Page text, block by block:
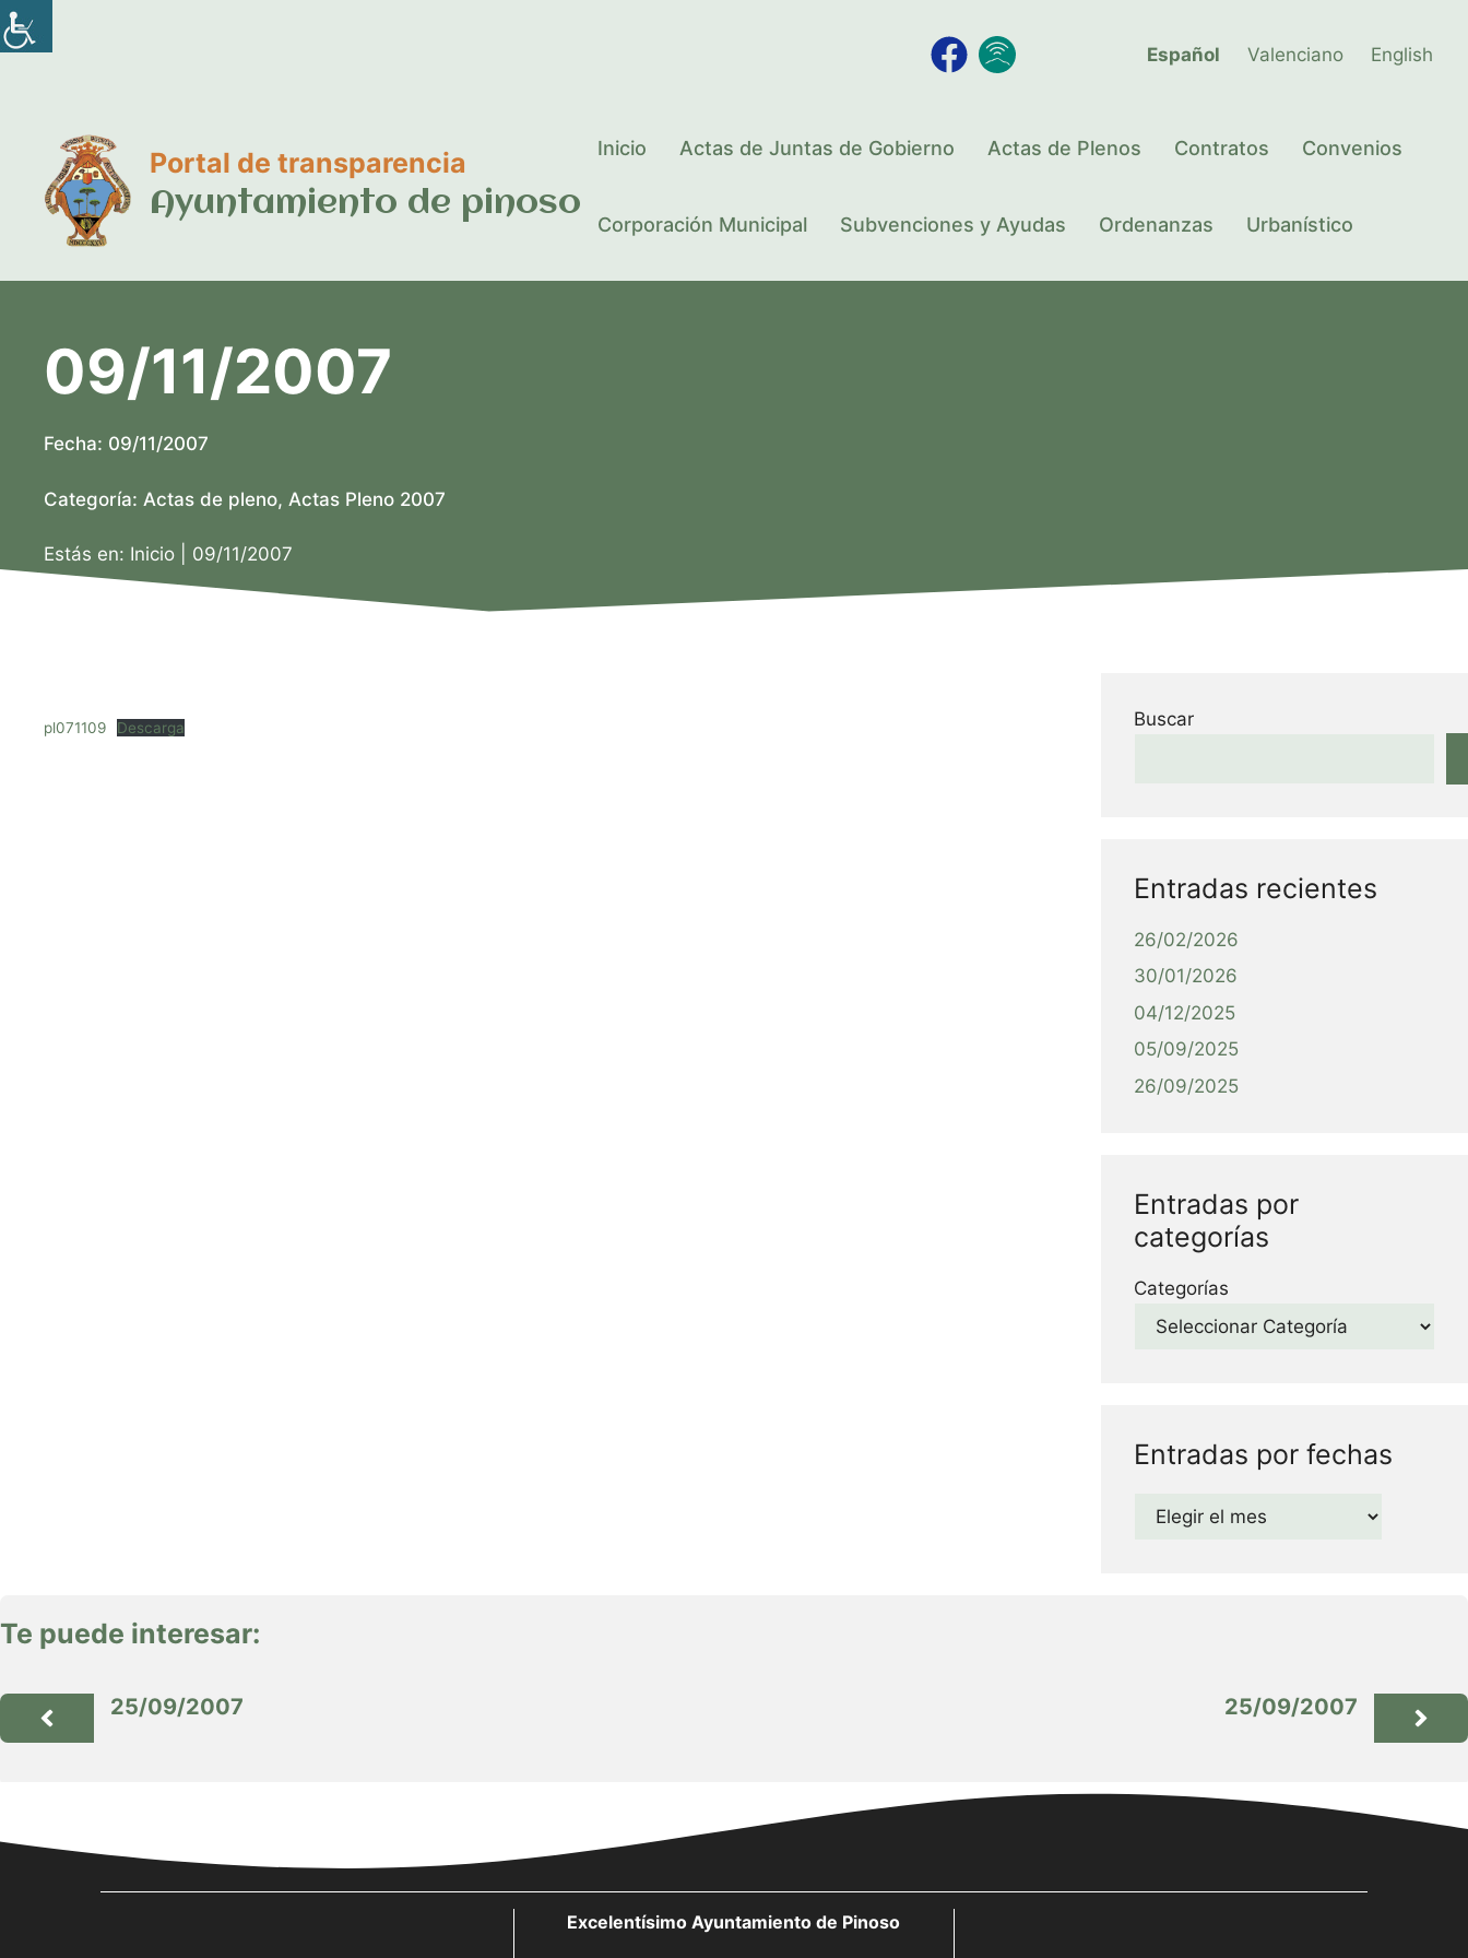
Saltar
al
Español Valenciano English
Portal de transparencia
Ayuntamiento de pinoso
Inicio Actas de Juntas de Gobierno Actas de Plenos Contratos Convenios
Corporación Municipal Subvenciones y Ayudas Ordenanzas Urbanístico
09/11/2007
Fecha: 09/11/2007
Categoría: Actas de pleno, Actas Pleno 2007
Estás en: Inicio 09/11/2007
pl071109 Descarga Buscar
Entradas recientes
26/02/2026
30/01/2026
04/12/2025
05/09/2025
26/09/2025
Entradas por
categorías
Categorías
Entradas por fechas
Archivos
Te puede interesar:
25/09/2007 25/09/2007
Excelentísimo Ayuntamiento de Pinoso